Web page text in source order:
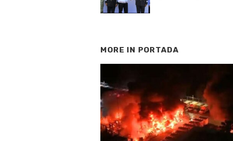
MORE IN PORTADA